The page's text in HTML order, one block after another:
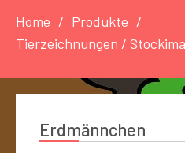
Home
Produkte
Tierzeichnungen /
Erdmännchen